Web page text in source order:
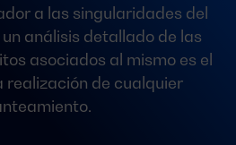
a las singularidades del
análisis detallado de las
asociados al mismo es el
realización de cualquier